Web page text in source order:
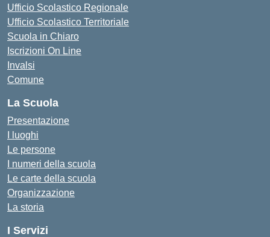
Ufficio Scolastico Regionale
Ufficio Scolastico Territoriale
Scuola in Chiaro
Iscrizioni On Line
Invalsi
Comune
La Scuola
Presentazione
I luoghi
Le persone
I numeri della scuola
Le carte della scuola
Organizzazione
La storia
I Servizi